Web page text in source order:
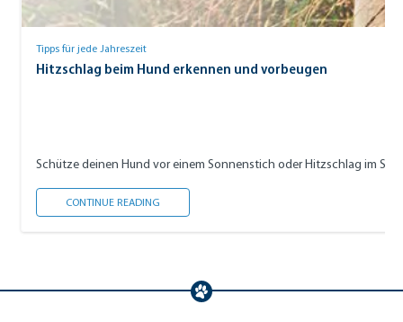
Tipps für jede Jahreszeit
Hitzschlag beim Hund erkennen und vorbeugen
Schütze deinen Hund vor einem Sonnenstich oder Hitzschlag im
CONTINUE READING